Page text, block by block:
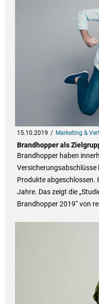
15.10.2019 Marketing &
Brandhopper als
Brandhopper haben
Versicherungsabschlüsse
Produkte abgeschlossen.
Jahre. Das zeigt die
Brandhopper 2019“ von